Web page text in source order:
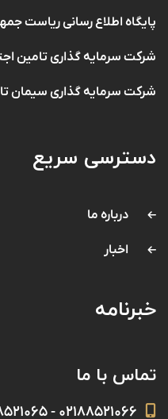
پایگاه اطلاع رسانی ریاست
شرکت سرمایه گذاری تامین
شرکت سرمایه گذاری سیمان
دسترسی سریع
درباره ما
اخبار
خبرنامه
تماس با ما
۰۲۱۸۸۵۲۱۰۶۶ - ۰۲۱۸۸۵۲۱۰۶۵